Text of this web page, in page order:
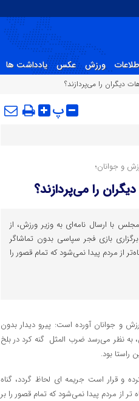
ورزش عکس یادداشت ها
دیگران را می‌پردازند؟
پ
و جوانان؛
را می‌پردازند؟
با ارسال نامه‌ای به وزیر ورزش، از
بازی فجر سپاسی بدون تماشاگر
از مردم پیدا نمی‌شود که تمام قصور را
و جوانان آورده است: پیرو دیدار بدون
به نظر می‌رسد ضرب المثل گنه کرد در بلخ
بود.
و قرار است جریمه ای لحاظ گردد، گناه
تر از مردم پیدا نمی‌شود که تمام قصور را بر